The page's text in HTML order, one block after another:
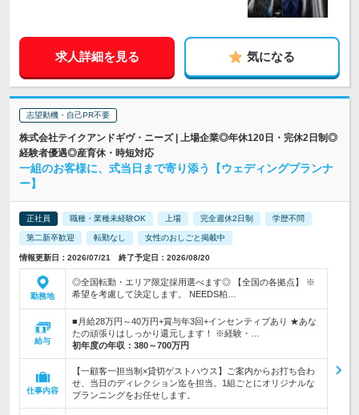
求人詳細を見る 気になる
志望動機・自己PR不要
株式会社テイクアンドギヴ・ニーズ | 上場企業◎年休120日・完休2日制◎
経験者優遇◎産育休・時短対応
一組のお客様に、式当日まで寄り添う【ウェディングプランナ
ー】
正社員 職種・業種未経験OK 上場 完全週休2日制 学歴不問
第二新卒歓迎 転勤なし 女性のおしごと掲載中
情報更新日：2026/07/21 終了予定日：2026/08/20
勤務地
◎全国転勤・エリア限定採用選べます◎ 【全国の各拠点】 ※
希望を考慮して決定します。 NEEDS柏…
給与
■月給28万円～40万円+賞与年3回+インセンティブあり ★あな
たの頑張りはしっかり還元します！ ※経験・…
初年度の年収： 380～700万円
仕事内容
【一顧客一担当制×貸切ゲストハウス】ご案内からお打ち合わ
せ、当日のディレクション迄を担当。1組ごとにオリジナルな
プランニングをお任せします。